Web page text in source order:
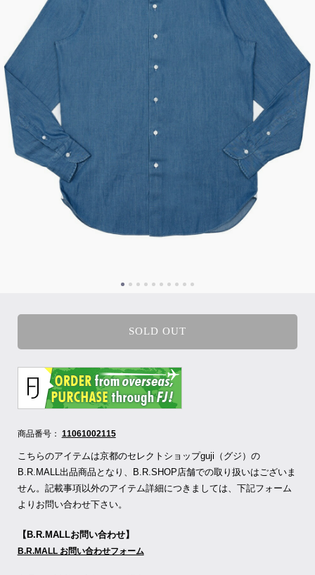
SOLD OUT
商品番号： 11061002115
こちらのアイテムは京都のセレクトショップguji（グジ）の
B.R.MALL出品商品となり、B.R.SHOP店舗での取り扱いはございま
せん。記載事項以外のアイテム詳細につきましては、下記フォーム
よりお問い合わせ下さい。
【B.R.MALLお問い合わせ】
B.R.MALL お問い合わせフォーム